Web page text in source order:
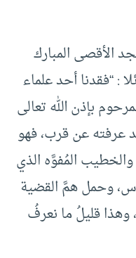
الأقصى المبارك
: “فقدنا أحد علماء
بإذن الله تعالى
عرفته عن قرب، فهو
المُفوَّه الذي
وحمل همَّ القضية
وهذا قليلُ ما نعرفُ